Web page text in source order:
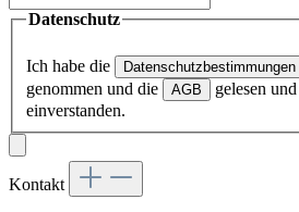
Datenschutz
Ich habe die Datenschutzbestimmungen
genommen und die
AGB
gelesen
einverstanden.
Kontakt